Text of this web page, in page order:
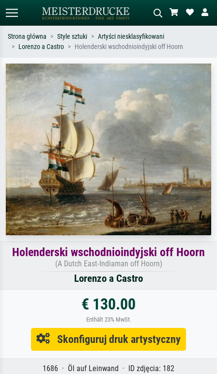
Szukaj wg artysty, tytułu lub stylu – np.
Monet, Gwiaździsta noc,
impresjonizm, fala Hokusaia, akt.
abstrakcja z czerwienią, ciemny olej,
stojący akt obok drzewa.
Strona główna Style sztuki
Artyści niesklasyfikowani
Lorenzo a Castro
Holenderski wschodnioindyjski off Hoorn
Holenderski wschodnioindyjski off Hoorn
(A Dutch East-Indiaman off Hoorn)
Lorenzo a Castro
€ 130.00
Enthält 23% MwSt.
Skonfiguruj druk artystyczny
1686 · Öl auf Leinwand · ID zdjęcia: 182